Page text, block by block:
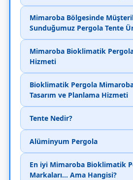
Mimaroba Bölgesinde
Sunduğumuz Pergola Tente
Mimaroba Bioklimatik
Hizmeti
Bioklimatik Pergola
Tasarım ve Planlama Hizmeti
Tente Nedir?
Alüminyum Pergola
En iyi Mimaroba Bioklimatik
Markaları... Ama Hangisi?